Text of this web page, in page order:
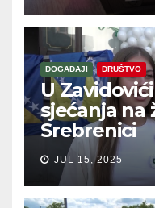
DOGAĐAJI DRUŠTVO
U
sjećanja na
Srebrenici
JUL 15, 2025